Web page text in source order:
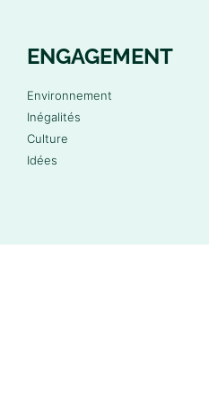
ENGAGEMENT
Environnement
Inégalités
Culture
Idées